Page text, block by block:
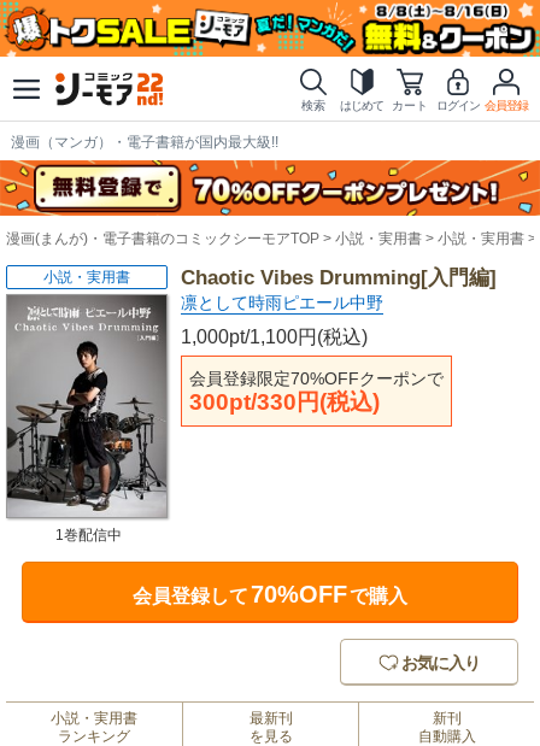
検索 はじめて カート ログイン 会員登録
漫画（マンガ）・電子書籍が国内最大級!!
漫画(まんが)・電子書籍のコミックシーモアTOP 小説・実用書 小説・実用書
Chaotic Vibes Drumming[入門編]
凛として時雨ピエール中野
1,000pt/1,100円(税込)
会員登録限定70%OFFクーポンで
300pt/330円(税込)
小説・実用書
1巻配信中
会員登録して70%OFFで購入
お気に入り
小説・実用書
ランキング
最新刊
を見る
新刊
自動購入